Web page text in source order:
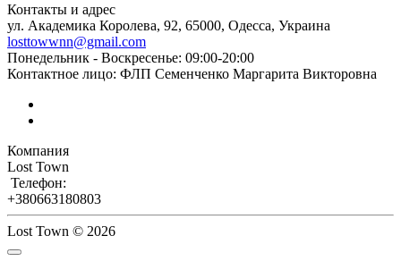
Контакты и адрес
ул. Академика Королева, 92, 65000, Одесса, Украина
losttowwnn@gmail.com
Понедельник - Воскресенье: 09:00-20:00
Контактное лицо: ФЛП Семенченко Маргарита Викторовна
Компания
Lost Town
Телефон:
+380663180803
Lost Town © 2026